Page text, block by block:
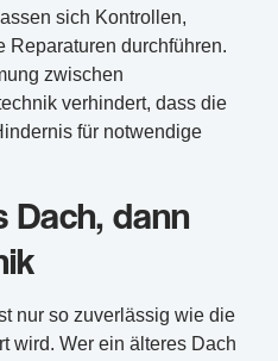
sich Kontrollen,
Reparaturen durchführen.
zwischen
verhindert, dass die
für notwendige
dann
nur so zuverlässig wie die
wird. Wer ein älteres Dach